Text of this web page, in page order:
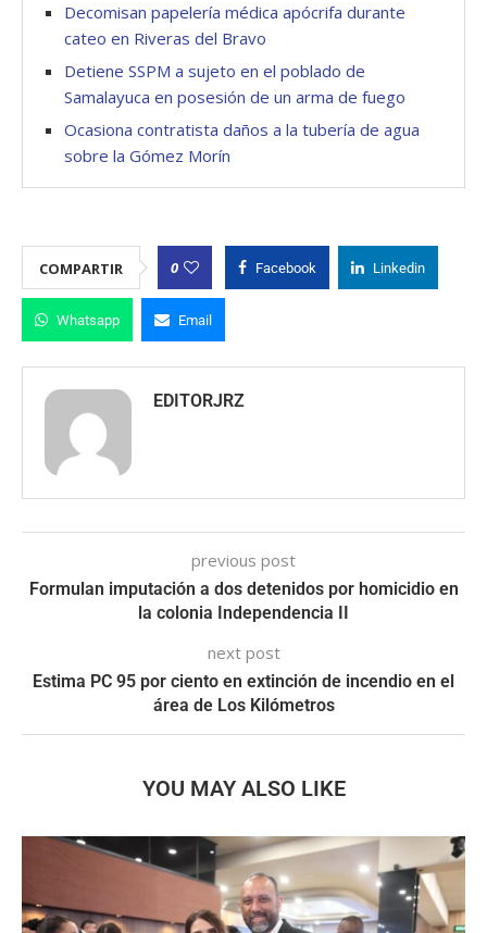
Decomisan papelería médica apócrifa durante
cateo en Riveras del Bravo
Detiene SSPM a sujeto en el poblado de
Samalayuca en posesión de un arma de fuego
Ocasiona contratista daños a la tubería de agua
sobre la Gómez Morín
COMPARTIR 0 Facebook Linkedin
Whatsapp Email
EDITORJRZ
previous post
Formulan imputación a dos detenidos por homicidio en
la colonia Independencia II
next post
Estima PC 95 por ciento en extinción de incendio en el
área de Los Kilómetros
YOU MAY ALSO LIKE